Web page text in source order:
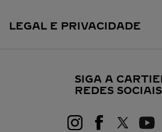
LEGAL E PRIVACIDADE
SIGA A
REDES SOCIAIS